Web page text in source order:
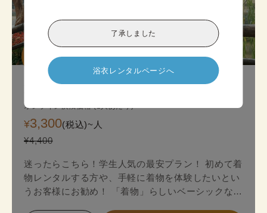
了承しました
浴衣レンタルページへ
こちら!
オンライン決済価格 (1人あたり)
¥3,300(税込)~ 人
¥4,400
迷ったらこちら！学生人気の最安プラン！ 初めて着
物レンタルする方や、手軽に着物を体験したいとい
うお客様にお勧め！ 「着物」らしいベーシックな印